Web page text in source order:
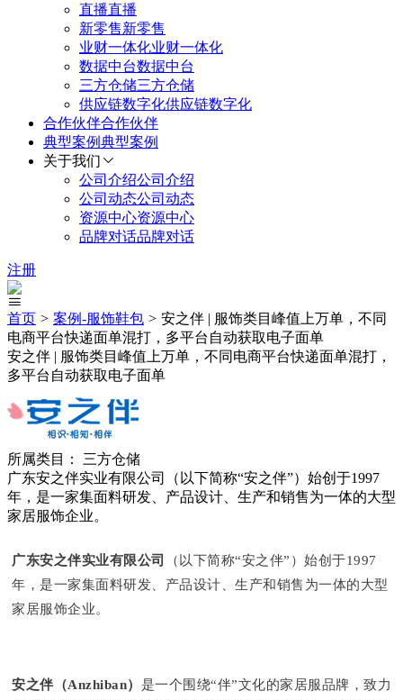
直播直播
新零售新零售
业财一体化业财一体化
数据中台数据中台
三方仓储三方仓储
供应链数字化供应链数字化
合作伙伴合作伙伴
典型案例典型案例
关于我们
公司介绍公司介绍
公司动态公司动态
资源中心资源中心
品牌对话品牌对话
注册
首页 > 案例-服饰鞋包 > 安之伴 | 服饰类目峰值上万单，不同
电商平台快递面单混打，多平台自动获取电子面单
安之伴 | 服饰类目峰值上万单，不同电商平台快递面单混打，
多平台自动获取电子面单
所属类目：
三方仓储
广东安之伴实业有限公司（以下简称“安之伴”）始创于1997
年，是一家集面料研发、产品设计、生产和销售为一体的大型
家居服饰企业。
广东安之伴实业有限公司
（以下简称“安之伴”）始创于1997
年，是一家集面料研发、产品设计、生产和销售为一体的大型
家居服饰企业。
安之伴（Anzhiban） 是一个围绕“伴”文化的家居服品牌，致力